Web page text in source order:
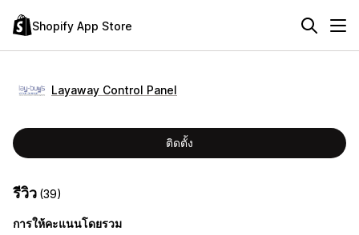
Shopify App Store
Layaway Control Panel
ติดตั้ง
รีวิว (39)
การให้คะแนนโดยรวม